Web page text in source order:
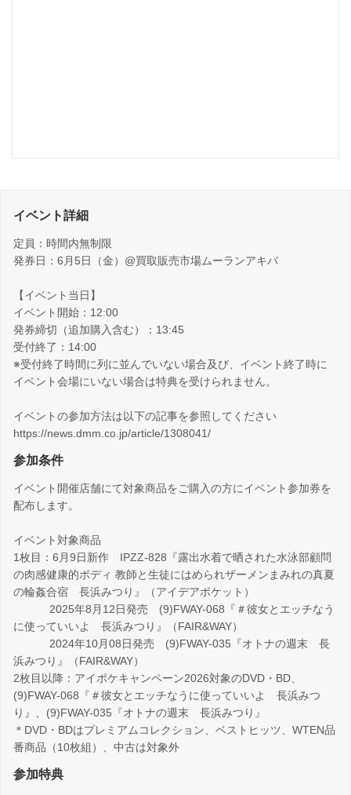
イベント詳細
定員：時間内無制限
発券日：6月5日（金）@買取販売市場ムーランアキバ
【イベント当日】
イベント開始：12:00
発券締切（追加購入含む）：13:45
受付終了：14:00
※受付終了時間に列に並んでいない場合及び、イベント終了時に
イベント会場にいない場合は特典を受けられません。
イベントの参加方法は以下の記事を参照してください
https://news.dmm.co.jp/article/1308041/
参加条件
イベント開催店舗にて対象商品をご購入の方にイベント参加券を
配布します。
イベント対象商品
1枚目：6月9日新作 IPZZ-828『露出水着で晒された水泳部顧問
の肉感健康的ボディ 教師と生徒にはめられザーメンまみれの真夏
の輪姦合宿 長浜みつり』（アイデアポケット）
2025年8月12日発売 (9)FWAY-068『＃彼女とエッチなう
に使っていいよ 長浜みつり』（FAIR&WAY）
2024年10月08日発売 (9)FWAY-035『オトナの週末 長
浜みつり』（FAIR&WAY）
2枚目以降：アイポケキャンペーン2026対象のDVD・BD、
(9)FWAY-068『＃彼女とエッチなうに使っていいよ 長浜みつ
り』、(9)FWAY-035『オトナの週末 長浜みつり』
＊DVD・BDはプレミアムコレクション、ベストヒッツ、WTEN品
番商品（10枚組）、中古は対象外
参加特典